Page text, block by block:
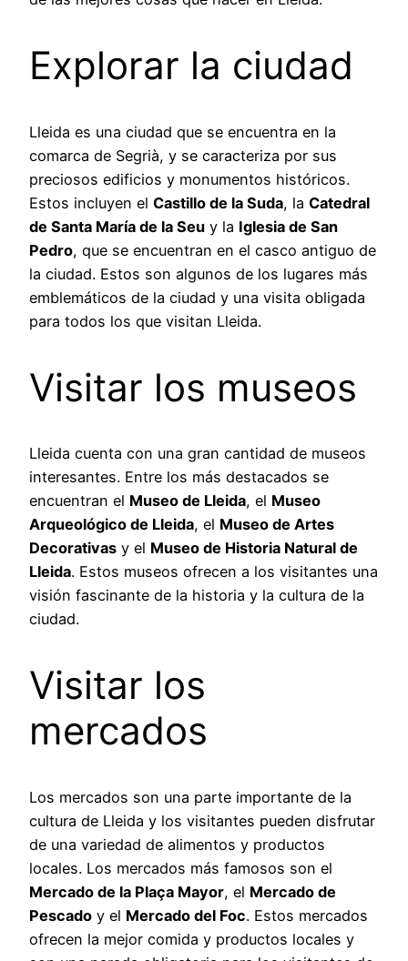
Explorar la ciudad
Lleida es una ciudad que se encuentra en la
comarca de Segrià, y se caracteriza por sus
preciosos edificios y monumentos históricos.
Estos incluyen el Castillo de la Suda, la Catedral
de Santa María de la Seu y la Iglesia de San
Pedro, que se encuentran en el casco antiguo de
la ciudad. Estos son algunos de los lugares más
emblemáticos de la ciudad y una visita obligada
para todos los que visitan Lleida.
Visitar los museos
Lleida cuenta con una gran cantidad de museos
interesantes. Entre los más destacados se
encuentran el Museo de Lleida, el Museo
Arqueológico de Lleida, el Museo de Artes
Decorativas y el Museo de Historia Natural de
Lleida. Estos museos ofrecen a los visitantes una
visión fascinante de la historia y la cultura de la
ciudad.
Visitar los
mercados
Los mercados son una parte importante de la
cultura de Lleida y los visitantes pueden disfrutar
de una variedad de alimentos y productos
locales. Los mercados más famosos son el
Mercado de la Plaça Mayor, el Mercado de
Pescado y el Mercado del Foc. Estos mercados
ofrecen la mejor comida y productos locales y